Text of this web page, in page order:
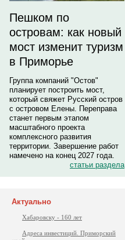
Пешком по
островам: как новый
мост изменит туризм
в Приморье
Группа компаний "Остов"
планирует построить мост,
который свяжет Русский остров
с островом Елены. Переправа
станет первым этапом
масштабного проекта
комплексного развития
территории. Завершение работ
намечено на конец 2027 года.
статьи раздела
Актуально
Хабаровску - 160 лет
Адреса инвестиций. Приморский